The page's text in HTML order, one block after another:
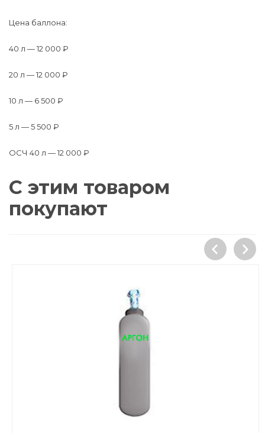
Цена баллона:
40 л — 12 000 ₽
20 л — 12 000 ₽
10 л — 6 500 ₽
5 л — 5 500 ₽
ОСЧ 40 л — 12 000 ₽
С этим товаром
покупают